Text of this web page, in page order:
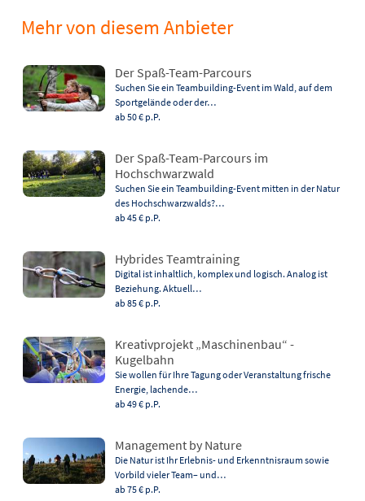
Mehr von diesem Anbieter
Der Spaß-Team-Parcours
Suchen Sie ein Teambuilding-Event im Wald, auf dem
Sportgelände oder der…
ab 50 € p.P.
Der Spaß-Team-Parcours im
Hochschwarzwald
Suchen Sie ein Teambuilding-Event mitten in der Natur
des Hochschwarzwalds?…
ab 45 € p.P.
Hybrides Teamtraining
Digital ist inhaltlich, komplex und logisch. Analog ist
Beziehung. Aktuell…
ab 85 € p.P.
Kreativprojekt „Maschinenbau“ -
Kugelbahn
Sie wollen für Ihre Tagung oder Veranstaltung frische
Energie, lachende…
ab 49 € p.P.
Management by Nature
Die Natur ist Ihr Erlebnis- und Erkenntnisraum sowie
Vorbild vieler Team– und…
ab 75 € p.P.